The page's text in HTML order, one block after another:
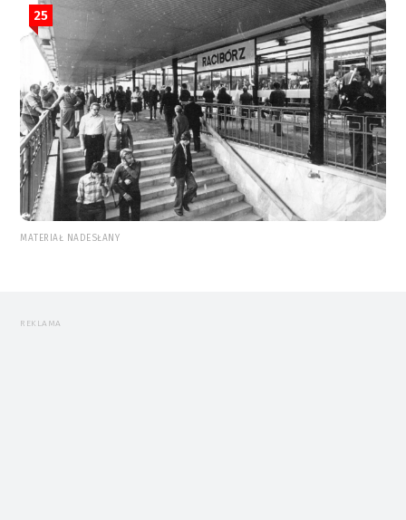
25
MATERIAŁ NADESŁANY
REKLAMA